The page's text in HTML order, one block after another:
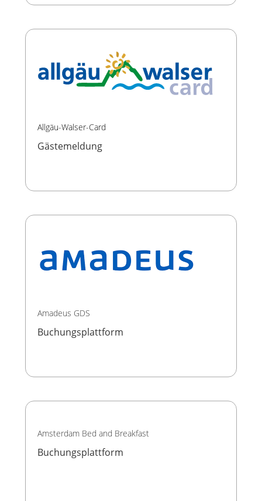
Allgäu-Walser-Card
Gästemeldung
Amadeus GDS
Buchungsplattform
Amsterdam Bed and Breakfast
Buchungsplattform